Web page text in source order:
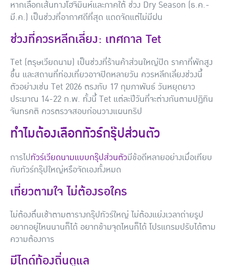
หากเลือกเส้นทางโฮจิมินห์และภาคใต้ ช่วง Dry Season (ธ.ค.-
มี.ค.) เป็นช่วงที่อากาศดีที่สุด แดดจัดแต่ไม่มีฝน
ช่วงที่ควรหลีกเลี่ยง: เทศกาล Tet
Tet (ตรุษเวียดนาม) เป็นช่วงที่ร้านค้าส่วนใหญ่ปิด ราคาที่พักสูง
ขึ้น และสถานที่ท่องเที่ยวอาจปิดหลายวัน ควรหลีกเลี่ยงช่วงนี้
ตัวอย่างเช่น Tet 2026 ตรงกับ 17 กุมภาพันธ์ วันหยุดยาว
ประมาณ 14-22 ก.พ. ทั้งนี้ Tet แต่ละปีวันที่จะต่างกันตามปฏิทิน
จันทรคติ ควรตรวจสอบก่อนวางแผนทริป
ทำไมต้องเลือกทัวร์กรุ๊ปส่วนตัว
การไปทัวร์เวียดนามแบบกรุ๊ปส่วนตัวมีข้อดีหลายอย่างเมื่อเทียบ
กับทัวร์กรุ๊ปใหญ่หรือจัดเองทั้งหมด
เที่ยวตามใจ ไม่ต้องรอใคร
ไม่ต้องตื่นเช้าตามตารางกรุ๊ปทัวร์ใหญ่ ไม่ต้องแย่งเวลาถ่ายรูป
อยากอยู่ไหนนานก็ได้ อยากข้ามจุดไหนก็ได้ โปรแกรมปรับได้ตาม
ความต้องการ
มีไกด์ท้องถิ่นดูแล